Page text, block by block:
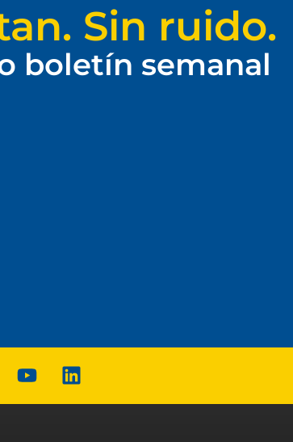
Sin ruido.
boletín semanal